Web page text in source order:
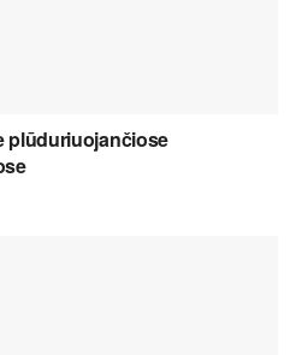
plūduriuojančiose